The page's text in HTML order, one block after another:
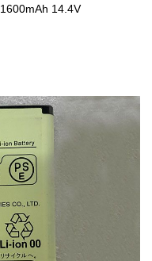
1600mAh 14.4V